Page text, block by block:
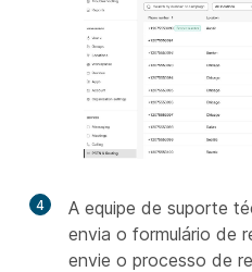
4
A equipe de suporte
envia o formulário de
envie o processo de